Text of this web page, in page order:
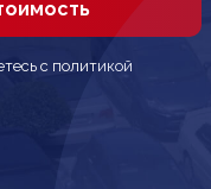
с политикой